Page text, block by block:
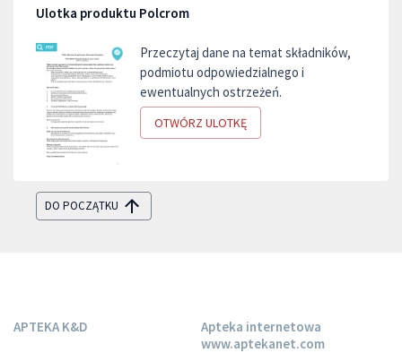
Ulotka produktu Polcrom
Przeczytaj dane na temat składników,
podmiotu odpowiedzialnego i
ewentualnych ostrzeżeń.
OTWÓRZ ULOTKĘ
DO POCZĄTKU
APTEKA K&D
Apteka internetowa
www.aptekanet.com